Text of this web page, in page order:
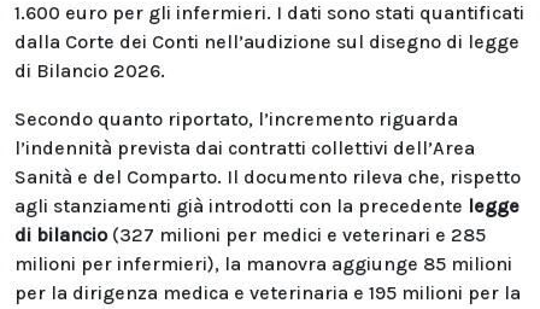
1.600 euro per gli infermieri. I dati sono stati quantificati
dalla Corte dei Conti nell’audizione sul disegno di legge
di Bilancio 2026.
Secondo quanto riportato, l’incremento riguarda
l’indennità prevista dai contratti collettivi dell’Area
Sanità e del Comparto. Il documento rileva che, rispetto
agli stanziamenti già introdotti con la precedente legge
di bilancio(327 milioni per medici e veterinari e 285
milioni per infermieri), la manovra aggiunge 85 milioni
per la dirigenza medica e veterinaria e 195 milioni per la